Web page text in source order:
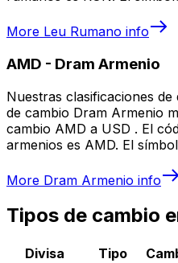
More Leu Rumano info
AMD - Dram Armenio
Nuestras clasificaciones
de cambio Dram Armenio
cambio AMD a USD . El
armenios es AMD. El
More Dram Armenio info
Tipos de cambio
Divisa Tipo